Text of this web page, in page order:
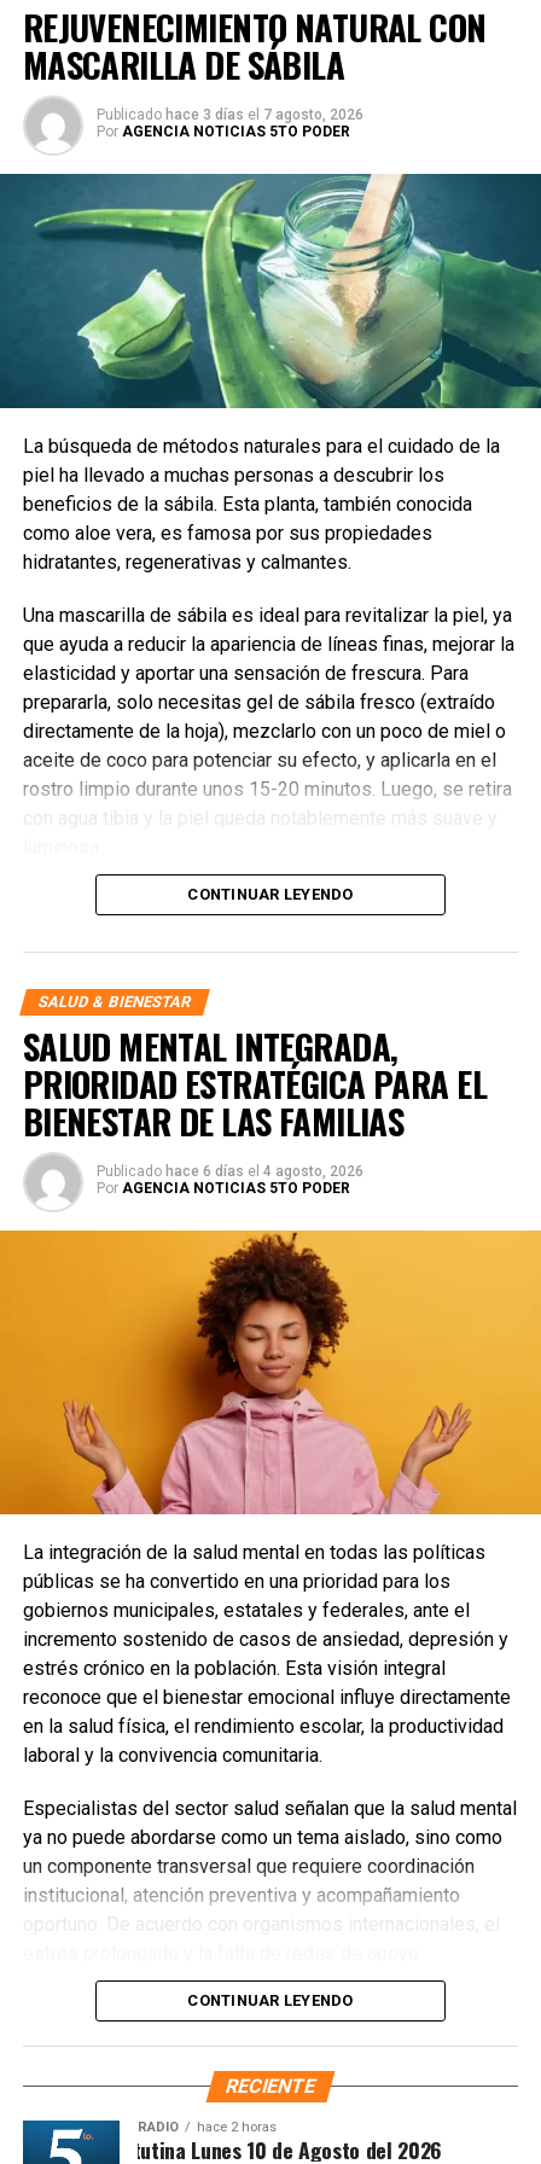
REJUVENECIMIENTO NATURAL CON
MASCARILLA DE SÁBILA
Publicado hace 3 días el 7 agosto, 2026
Por AGENCIA NOTICIAS 5TO PODER
La búsqueda de métodos naturales para el cuidado de la
piel ha llevado a muchas personas a descubrir los
beneficios de la sábila. Esta planta, también conocida
como aloe vera, es famosa por sus propiedades
hidratantes, regenerativas y calmantes.
Una mascarilla de sábila es ideal para revitalizar la piel, ya
que ayuda a reducir la apariencia de líneas finas, mejorar la
elasticidad y aportar una sensación de frescura. Para
prepararla, solo necesitas gel de sábila fresco (extraído
directamente de la hoja), mezclarlo con un poco de miel o
aceite de coco para potenciar su efecto, y aplicarla en el
rostro limpio durante unos 15-20 minutos. Luego, se retira
con agua tibia y la piel queda notablemente más suave y
Incorporar este tipo de mascarilla en tu rutina semanal es
natural y efectivo, sin recurrir a productos químicos
agresivos. Además, la sábila es fácil de conseguir y muy
económica, lo que la convierte en una opción accesible
para todos.
En resumen, optar por una mascarilla de sábila es una
forma sencilla y natural de consentir tu piel y darle un
aspecto rejuvenecido.
Fuente: 5to Poder Agencia de Noticias
Recibe las noticias al instante
Únete al canal oficial de WhatsApp de
Quinto Podery recibe las noticias más
importantes de Quintana Roo directamente
en tu teléfono.
Unirme al canal de WhatsApp
CONTINUAR LEYENDO
SALUD & BIENESTAR
SALUD MENTAL INTEGRADA,
PRIORIDAD ESTRATÉGICA PARA EL
BIENESTAR DE LAS FAMILIAS
Publicado hace 6 días el 4 agosto, 2026
Por AGENCIA NOTICIAS 5TO PODER
La integración de la salud mental en todas las políticas
públicas se ha convertido en una prioridad para los
gobiernos municipales, estatales y federales, ante el
incremento sostenido de casos de ansiedad, depresión y
estrés crónico en la población. Esta visión integral
reconoce que el bienestar emocional influye directamente
en la salud física, el rendimiento escolar, la productividad
laboral y la convivencia comunitaria.
Especialistas del sector salud señalan que la salud mental
ya no puede abordarse como un tema aislado, sino como
un componente transversal que requiere coordinación
institucional, atención preventiva y acompañamiento
oportuno. De acuerdo con organismos internacionales, el
incrementan el riesgo de enfermedades cardiovasculares,
trastornos del sueño y consumo de sustancias, afectando
En este contexto, los municipios han comenzado a
fortalecer programas de intervención temprana,
capacitación para personal operativo, campañas de
CONTINUAR LEYENDO
RECIENTE
RADIO hace 2 horas
Síntesis Matutina Lunes 10 de Agosto del 2026